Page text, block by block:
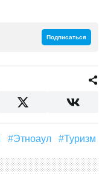
Подписаться
#Этноаул #туризм